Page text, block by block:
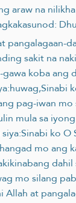
araw na
sakit na
koba
pag-iwan
mula sa
ko
mo
mo silang
at